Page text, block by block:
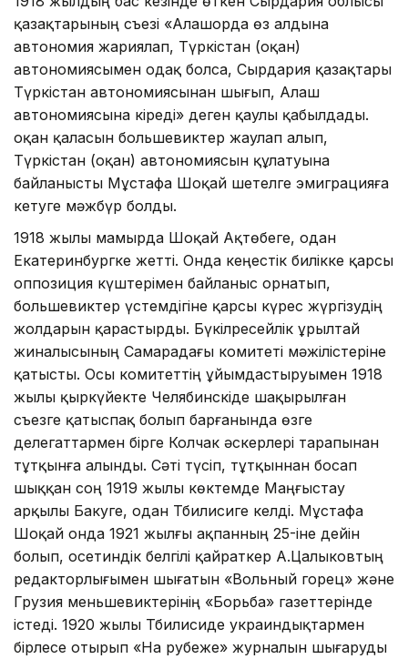
қазақтарының съезі «Алашорда өз алдына
автономия жариялап, Түркістан (Қоқан)
автономиясымен одақ болса, Сырдария қазақтары
Түркістан автономиясынан шығып, Алаш
автономиясына кіреді» деген қаулы қабылдады.
Қоқан қаласын большевиктер жаулап алып,
Түркістан (Қоқан) автономиясын құлатуына
байланысты Мұстафа Шоқай шетелге эмиграцияға
кетуге мәжбүр болды.
1918 жылы мамырда Шоқай Ақтөбеге, одан
Екатеринбургке жетті. Онда кеңестік билікке қарсы
оппозиция күштерімен байланыс орнатып,
большевиктер үстемдігіне қарсы күрес жүргізудің
жолдарын қарастырды. Бүкілресейлік Құрылтай
жиналысының Самарадағы комитеті мәжілістеріне
қатысты. Осы комитеттің ұйымдастыруымен 1918
жылы қыркүйекте Челябинскіде шақырылған
съезге қатыспақ болып барғанында өзге
делегаттармен бірге Колчак әскерлері тарапынан
тұтқынға алынды. Сәті түсіп, тұтқыннан босап
шыққан соң 1919 жылы көктемде Маңғыстау
арқылы Бакуге, одан Тбилисиге келді. Мұстафа
Шоқай онда 1921 жылғы ақпанның 25-іне дейін
болып, осетиндік белгілі қайраткер А.Цалыковтың
редакторлығымен шығатын «Вольный горец» және
Грузия меньшевиктерінің «Борьба» газеттерінде
істеді. 1920 жылы Тбилисиде украиндықтармен
бірлесе отырып «На рубеже» журналын шығаруды